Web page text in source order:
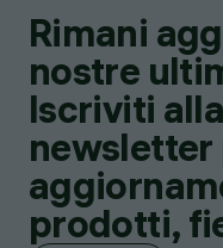
Rimani
nostre
Iscriviti
newsletter
prodotti,